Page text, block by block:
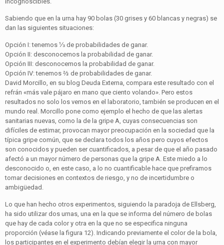
Sabiendo que en la urna hay 90 bolas (30 grises y 60 blancas y negras) se
dan las siguientes situaciones:
Opción I: tenemos ⅓ de probabilidades de ganar.
Opción II: desconocemos la probabilidad de ganar.
Opción III: desconocemos la probabilidad de ganar.
Opción IV: tenemos ⅔ de probabilidades de ganar.
David Morcillo, en su blog Deuda Externa, compara este resultado con el
refrán «más vale pájaro en mano que ciento volando». Pero estos
resultados no solo los vemos en el laboratorio, también se producen en el
mundo real. Morcillo pone como ejemplo el hecho de que las alertas
sanitarias nuevas, como la de la gripe A, cuyas consecuencias son
difíciles de estimar, provocan mayor preocupación en la sociedad que la
típica gripe común, que se declara todos los años pero cuyos efectos
son conocidos y pueden ser cuantificados, a pesar de que el año pasado
afectó a un mayor número de personas que la gripe A. Este miedo a lo
desconocido o, en este caso, a lo no cuantificable hace que prefiramos
tomar decisiones en contextos de riesgo, y no de incertidumbre o
ambigüedad.
Lo que han hecho otros experimentos, siguiendo la paradoja de Ellsberg,
ha sido utilizar dos urnas, una en la que se informa del número de bolas
que hay de cada color y otra en la que no se especifica ninguna
proporción (véase la figura 12). Indicando previamente el color de la bola,
los participantes en el experimento debían elegir la urna con mayor